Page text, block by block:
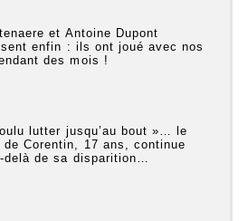
et Antoine Dupont
enfin : ils ont joué avec nos
des mois !
lutter jusqu’au bout »… le
de Corentin, 17 ans, continue
delà de sa disparition…